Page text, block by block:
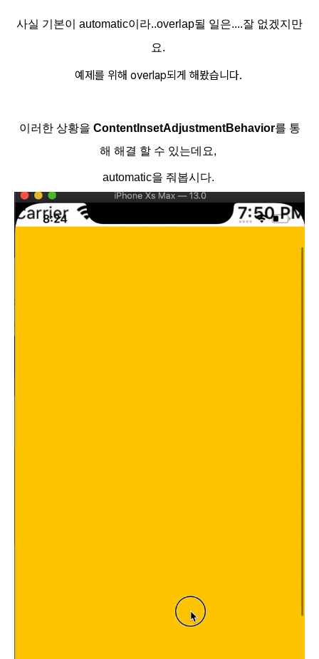
사실 기본이 automatic이라..overlap될 일은....잘 없겠지만
요.
예제를 위해 overlap되게 해봤습니다.
이러한 상황을 ContentInsetAdjustmentBehavior를 통
해 해결 할 수 있는데요,
automatic을 줘봅시다.